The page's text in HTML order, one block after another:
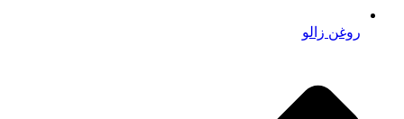
روغن زالو